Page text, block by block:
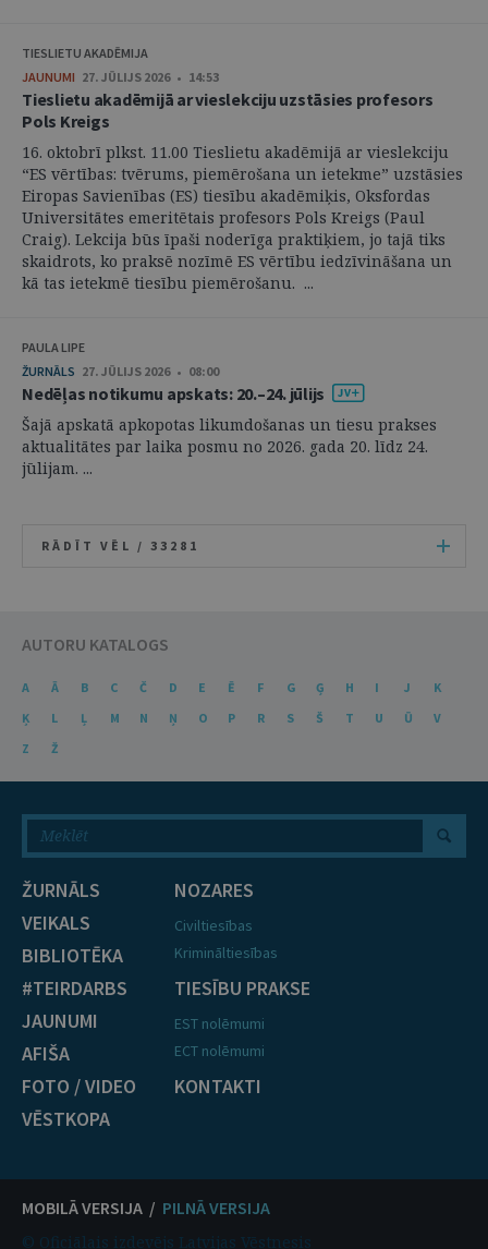
TIESLIETU AKADĒMIJA
JAUNUMI 27. JŪLIJS 2026 • 14:53
Tieslietu akadēmijā ar vieslekciju uzstāsies profesors
Pols Kreigs
16. oktobrī plkst. 11.00 Tieslietu akadēmijā ar vieslekciju
“ES vērtības: tvērums, piemērošana un ietekme” uzstāsies
Eiropas Savienības (ES) tiesību akadēmiķis, Oksfordas
Universitātes emeritētais profesors Pols Kreigs (Paul
Craig). Lekcija būs īpaši noderīga praktiķiem, jo tajā tiks
skaidrots, ko praksē nozīmē ES vērtību iedzīvināšana un
kā tas ietekmē tiesību piemērošanu. ...
PAULA LIPE
ŽURNĀLS 27. JŪLIJS 2026 • 08:00
Nedēļas notikumu apskats: 20.–24. jūlijs
Šajā apskatā apkopotas likumdošanas un tiesu prakses
aktualitātes par laika posmu no 2026. gada 20. līdz 24.
jūlijam. ...
RĀDĪT VĒL / 33281
AUTORU KATALOGS
A Ā B C Č D E Ē F G Ģ H I J
K
Ķ
L Ļ M N Ņ O P R S Š T U Ū
V
Z
Ž
ŽURNĀLS
VEIKALS
BIBLIOTĒKA
#TEIRDARBS
JAUNUMI
AFIŠA
FOTO / VIDEO
VĒSTKOPA
NOZARES
Civiltiesības
Krimināltiesības
TIESĪBU PRAKSE
EST nolēmumi
ECT nolēmumi
KONTAKTI
MOBILĀ VERSIJA / PILNĀ VERSIJA
© Oficiālais izdevējs Latvijas Vēstnesis